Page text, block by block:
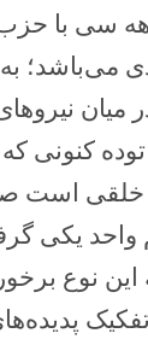
سی با حزب
می‌باشد؛
میان
کنونی که
خلقی است
واحد یکی
نوع